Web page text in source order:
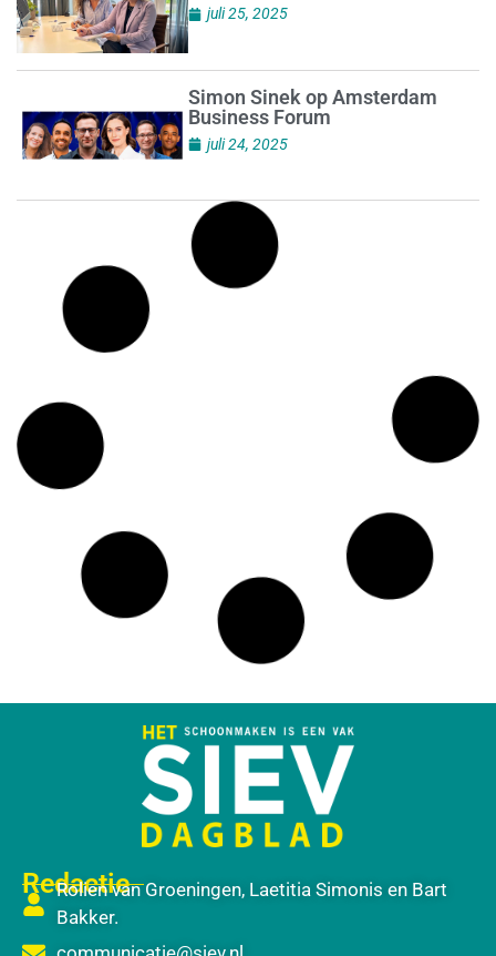
juli 25, 2025
Simon Sinek op Amsterdam
Business Forum
juli 24, 2025
Redactie
Rolien van Groeningen, Laetitia Simonis en Bart
Bakker.